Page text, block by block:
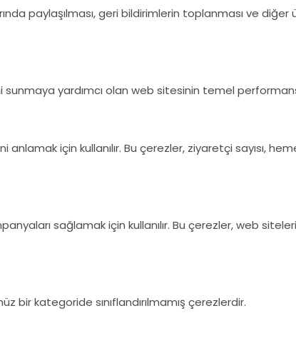
paylaşılması, geri bildirimlerin toplanması ve
yardımcı olan web sitesinin temel
için kullanılır. Bu çerezler, ziyaretçi sayısı,
sağlamak için kullanılır. Bu çerezler, web
kategoride sınıflandırılmamış çerezlerdir.